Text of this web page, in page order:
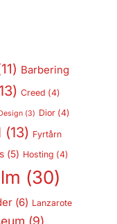
Barbering
Creed (4)
(3) Dior(4)
(13) Fyrtårn
(5) Hosting (4)
(30)
(6) Lanzarote
(9)